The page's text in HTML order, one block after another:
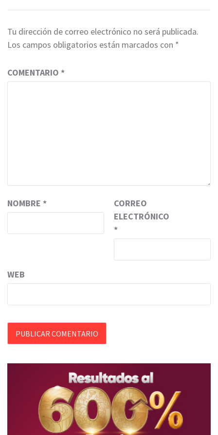
Tu dirección de correo electrónico no será publicada.
Los campos obligatorios están marcados con *
COMENTARIO *
NOMBRE *
CORREO
ELECTRÓNICO
*
WEB